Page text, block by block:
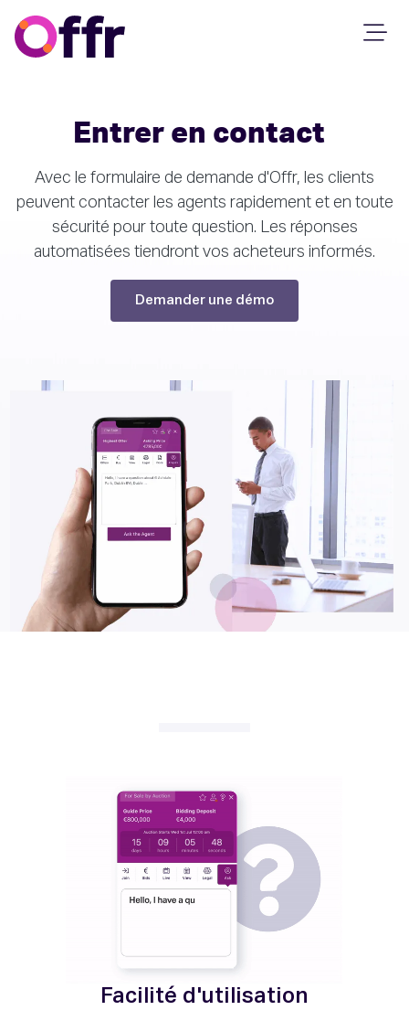
Entrer en contact
Avec le formulaire de demande d'Offr, les clients
peuvent contacter les agents rapidement et en toute
sécurité pour toute question. Les réponses
automatisées tiendront vos acheteurs informés.
Demander une démo
Facilité d'utilisation